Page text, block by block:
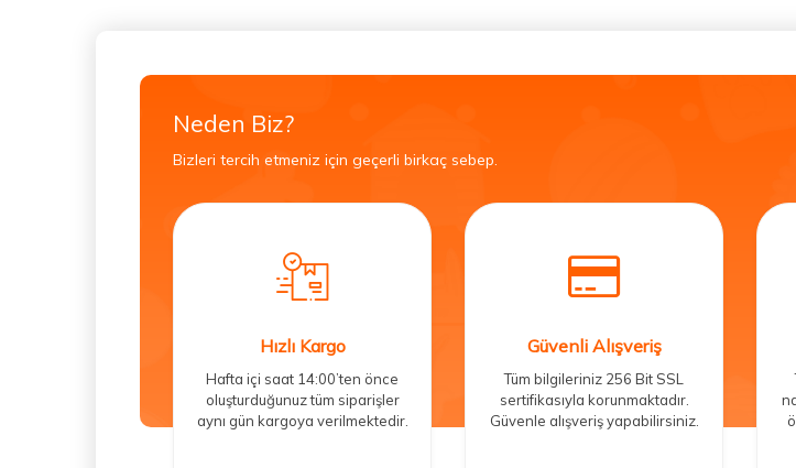
Neden Biz?
Bizleri tercih etmeniz için geçerli birkaç sebep.
Hızlı Kargo
Hafta içi saat 14:00’ten önce
oluşturduğunuz tüm siparişler
aynı gün kargoya verilmektedir.
Güvenli Alışveriş
Tüm bilgileriniz 256 Bit SSL
sertifikasıyla korunmaktadır.
Güvenle alışveriş yapabilirsiniz.